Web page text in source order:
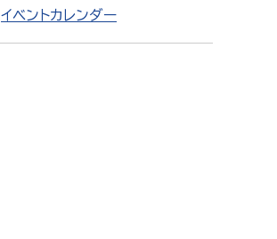
イベントカレンダー